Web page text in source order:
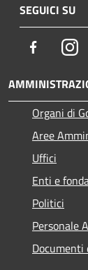
SEGUICI SU
Facebook
Organi di
Aree
Uffici
Enti e
Politici
Personale
Documenti